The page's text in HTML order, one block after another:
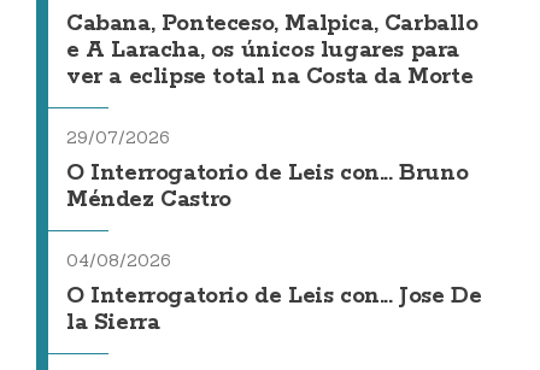
Cabana, Ponteceso, Malpica, Carballo
e A Laracha, os únicos lugares para
ver a eclipse total na Costa da Morte
29/07/2026
O Interrogatorio de Leis con... Bruno
Méndez Castro
04/08/2026
O Interrogatorio de Leis con... Jose De
la Sierra